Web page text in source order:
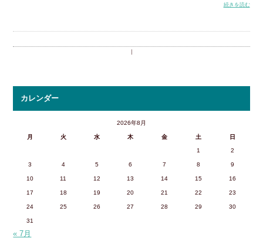
続きを読む
｜
カレンダー
2026年8月
月 火 水 木 金 土 日
1 2
3 4 5 6 7 8 9
10 11 12 13 14 15 16
17 18 19 20 21 22 23
24 25 26 27 28 29 30
31
« 7月